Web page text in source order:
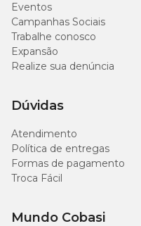
Eventos
Campanhas Sociais
Trabalhe conosco
Expansão
Realize sua denúncia
Dúvidas
Atendimento
Política de entregas
Formas de pagamento
Troca Fácil
Mundo Cobasi